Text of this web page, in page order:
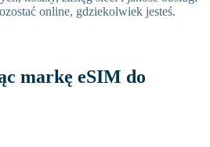
online, gdziekolwiek jesteś.
markę eSIM do